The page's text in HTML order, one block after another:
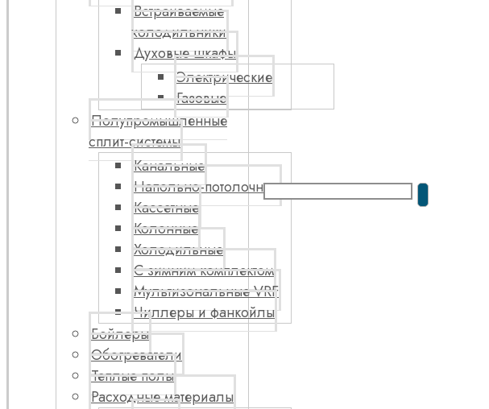
Встраиваемые
холодильники
Духовые шкафы
Электрические
Газовые
Полупромышленные
сплит-системы
Канальные
Напольно-потолочные
Кассетные
Колонные
Холодильные
С зимним комплектом
Мультизональные VRF
Чиллеры и фанкойлы
Бойлеры
Обогреватели
Теплые полы
Расходные материалы